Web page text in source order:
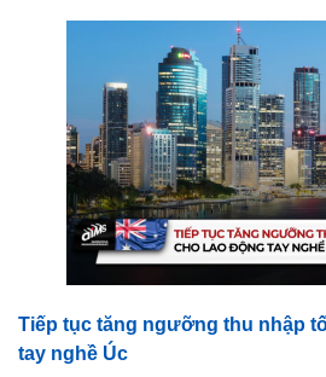
Tiếp tục tăng ngưỡng thu nhập
tay nghề Úc